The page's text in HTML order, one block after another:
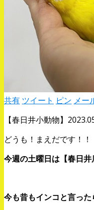
共有 ツイート ピン メー
【春日井小動物】
どうも！まえだです！！
今週の土曜日は【春日井
今も昔もインコと言った